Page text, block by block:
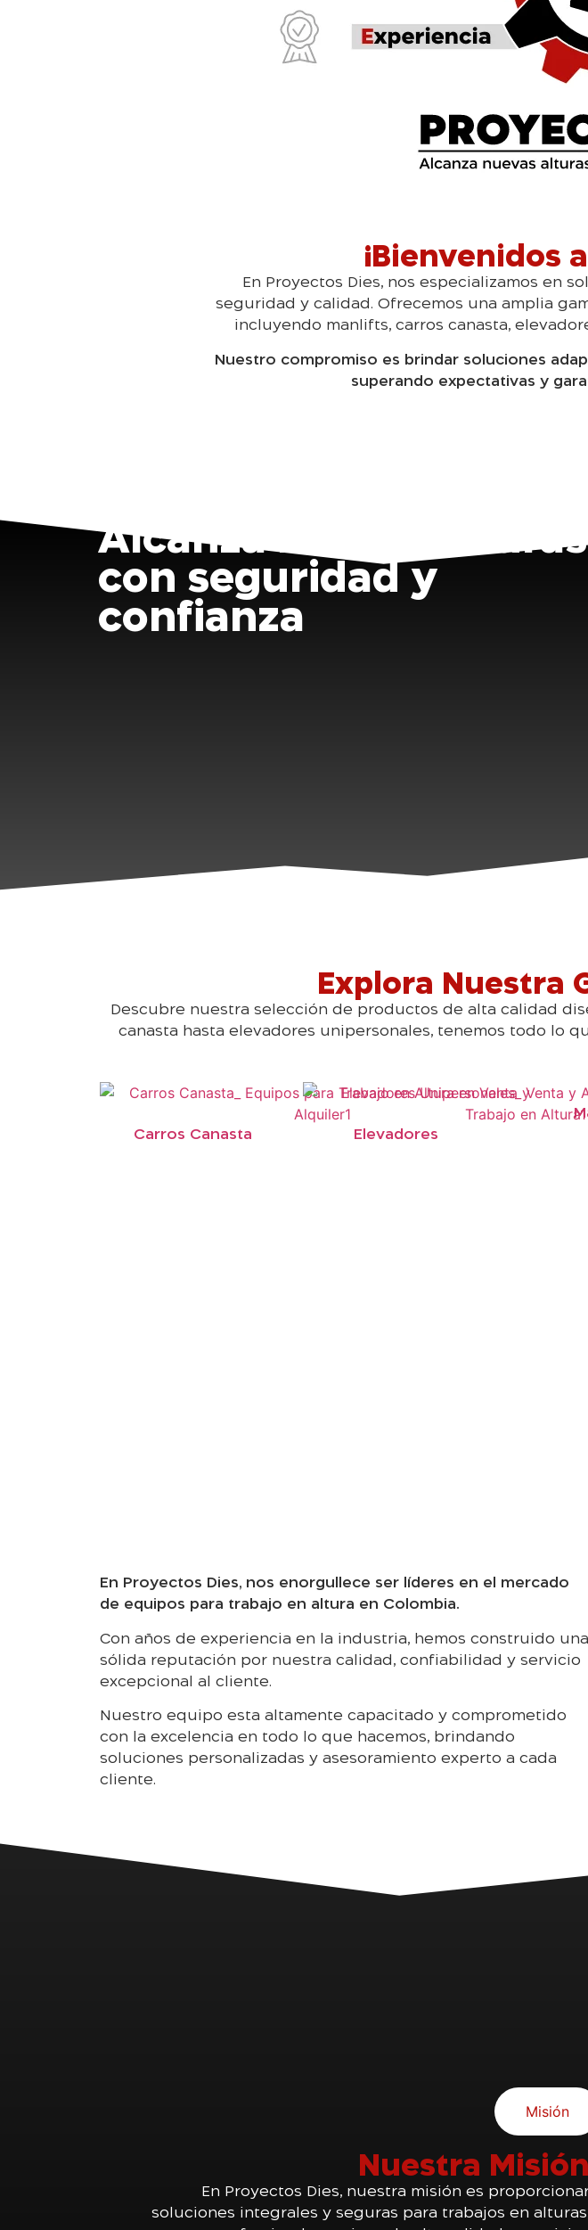
¡Bienvenidos
En Proyectos Dies, nos especializamos en
seguridad y calidad. Ofrecemos una amplia
incluyendo manlifts, carros canasta,
Nuestro compromiso es brindar soluciones
superando expectativas y
Alcanza nuevas alturas
con seguridad y
confianza
Explora Nuestra
Descubre nuestra selección de productos de alta calidad
canasta hasta elevadores unipersonales, tenemos todo lo
Carros Canasta Elevadores
En Proyectos Dies, nos enorgullece ser líderes en el mercado
de equipos para trabajo en altura en Colombia.
Con años de experiencia en la industria, hemos construido una
sólida reputación por nuestra calidad, confiabilidad y servicio
excepcional al cliente.
Nuestro equipo esta altamente capacitado y comprometido
con la excelencia en todo lo que hacemos, brindando
soluciones personalizadas y asesoramiento experto a cada
cliente.
Misión
Nuestra Misión
En Proyectos Dies, nuestra misión es
soluciones integrales y seguras para trabajos en